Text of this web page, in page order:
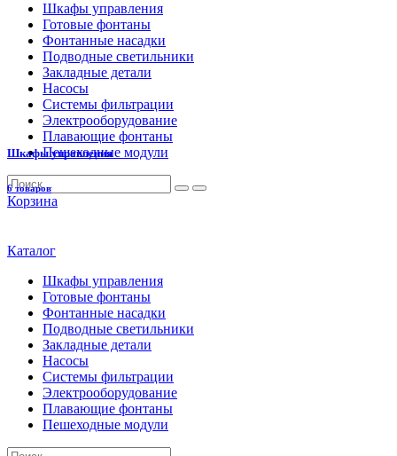
Шкафы управления
Готовые фонтаны
Фонтанные насадки
Подводные светильники
Закладные детали
Насосы
Системы фильтрации
Электрооборудование
Плавающие фонтаны
Пешеходные модули
Корзина
Каталог
Шкафы управления
Готовые фонтаны
Фонтанные насадки
Подводные светильники
Закладные детали
Насосы
Системы фильтрации
Электрооборудование
Плавающие фонтаны
Пешеходные модули
Шкафы управления
6 товаров